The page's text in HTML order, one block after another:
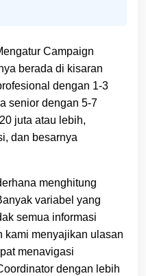
Campaign
berada di kisaran
dengan 1‑3
senior dengan 5‑7
juta atau lebih,
dan besarnya
menghitung
variabel yang
semua informasi
kami menyajikan ulasan
menavigasi
dengan lebih